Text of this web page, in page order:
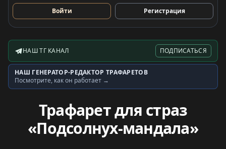
Войти Регистрация
Telegram-канал
НАШ ТГ КАНАЛ ПОДПИСАТЬСЯ
Генератор трафаретов
НАШ ГЕНЕРАТОР-РЕДАКТОР ТРАФАРЕТОВ
Посмотрите, как он работает →
Трафарет для страз
«Подсолнух-мандала»